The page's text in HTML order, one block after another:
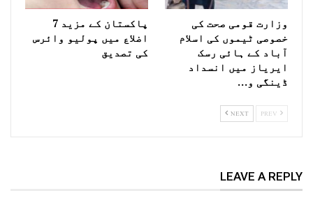
وزارت قومی صحت کی
خصوصی ٹیموں کی اسلام
آباد کے ہائی رسک
ایریاز میں انسداد
ڈینگی و…
پاکستان کے مزید 7
اضلاع میں پولیو وائرس
کی تصدیق
NEXT
LEAVE A REPLY